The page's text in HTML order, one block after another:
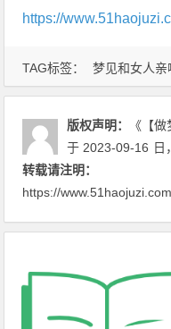
TAG标签： 梦见和女人亲
https://
版权声明： 《【
于 2023-09-16 日
转载请注明：
https://